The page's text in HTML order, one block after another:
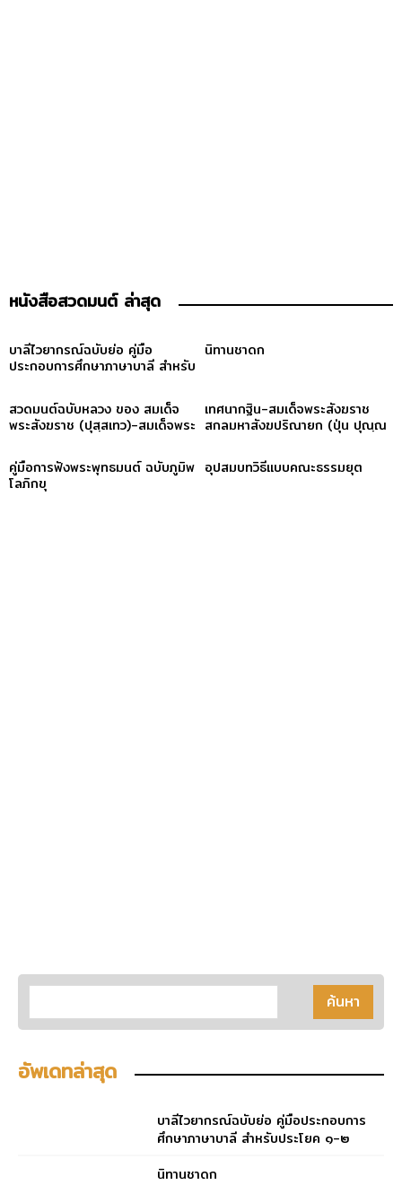
หนังสือสวดมนต์ ล่าสุด
บาลีไวยากรณ์ฉบับย่อ คู่มือ
ประกอบการศึกษาภาษาบาลี สำหรับ
นิทานชาดก
สวดมนต์ฉบับหลวง ของ สมเด็จ
พระสังฆราช (ปุสฺสเทว)-สมเด็จพระ
เทศนากฐิน-สมเด็จพระสังฆราช
สกลมหาสังฆปริณายก (ปุ่น ปุณฺณ
คู่มือการฟังพระพุทธมนต์ ฉบับภูมิพ
โลภิกขุ
อุปสมบทวิธีแบบคณะธรรมยุต
อัพเดทล่าสุด
บาลีไวยากรณ์ฉบับย่อ คู่มือประกอบการ
ศึกษาภาษาบาลี สำหรับประโยค ๑-๒
นิทานชาดก